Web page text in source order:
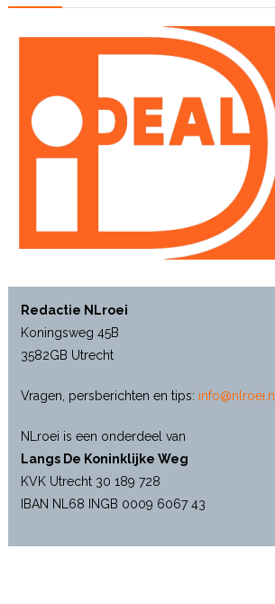
Redactie NLroei
Koningsweg 45B
3582GB Utrecht
Vragen, persberichten en tips: info@nlroei.nl
NLroei is een onderdeel van
Langs De Koninklijke Weg
KVK Utrecht 30 189 728
IBAN NL68 INGB 0009 6067 43